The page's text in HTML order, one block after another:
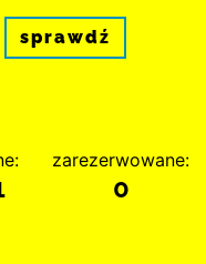
sprawdź
zarezerwowane:
0